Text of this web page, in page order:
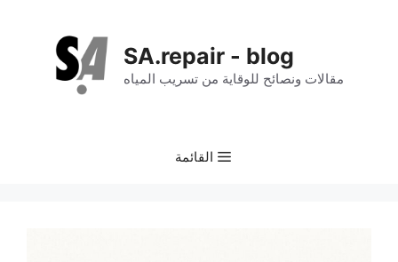
SA.repair - blog
مقالات ونصائح للوقاية من تسريب المياه
القائمة